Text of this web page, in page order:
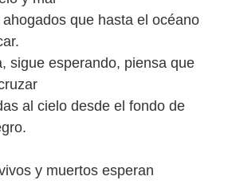
que hasta el océano
sigue esperando, piensa que
al cielo desde el fondo de
y muertos esperan